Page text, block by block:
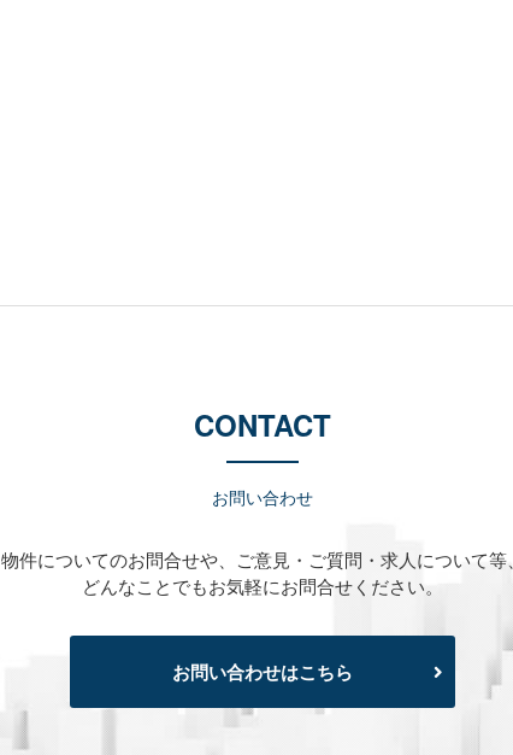
CONTACT
お問い合わせ
物件についてのお問合せや、
ご意見・ご質問・求人について等、
どんなことでもお気軽にお問合せください。
お問い合わせはこちら